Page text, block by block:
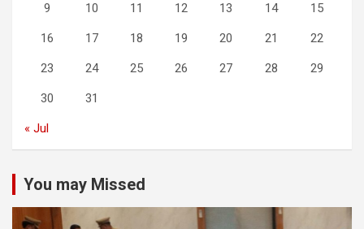
9 10 11 12 13 14 15
16 17 18 19 20 21 22
23 24 25 26 27 28 29
30 31
« Jul
You may Missed